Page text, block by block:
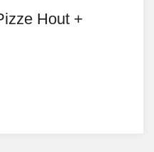
Hout +